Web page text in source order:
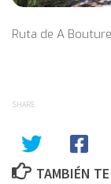
Ruta de A
SHARE
TAMBIÉN